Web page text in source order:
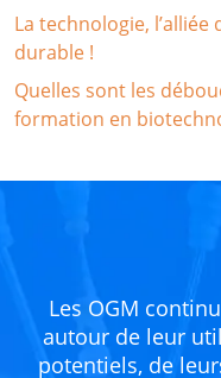
La technologie,
durable !
Quelles sont les
formation en
Les OGM
autour de leur
potentiels, de